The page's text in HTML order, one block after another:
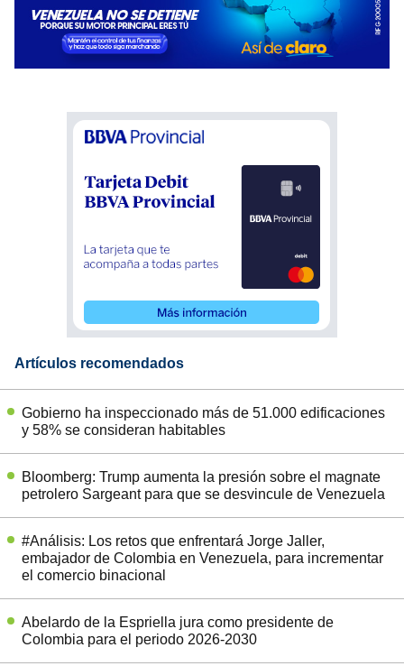
Artículos recomendados
Gobierno ha inspeccionado más de 51.000 edificaciones
y 58% se consideran habitables
Bloomberg: Trump aumenta la presión sobre el magnate
petrolero Sargeant para que se desvincule de Venezuela
#Análisis: Los retos que enfrentará Jorge Jaller,
embajador de Colombia en Venezuela, para incrementar
el comercio binacional
Abelardo de la Espriella jura como presidente de
Colombia para el periodo 2026-2030